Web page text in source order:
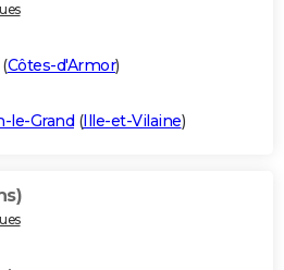
Côtes-d'Armor)
le-Grand (Ille-et-Vilaine)